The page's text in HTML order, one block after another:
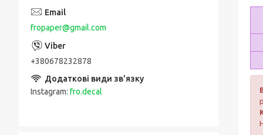
fropaper@gmail.com
+380678232878
Instagram fro.decal